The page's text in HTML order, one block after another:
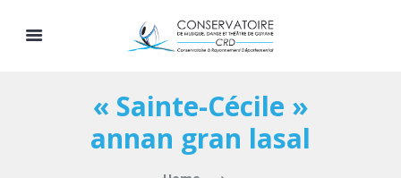
« Sainte-Cécile »
annan gran lasal